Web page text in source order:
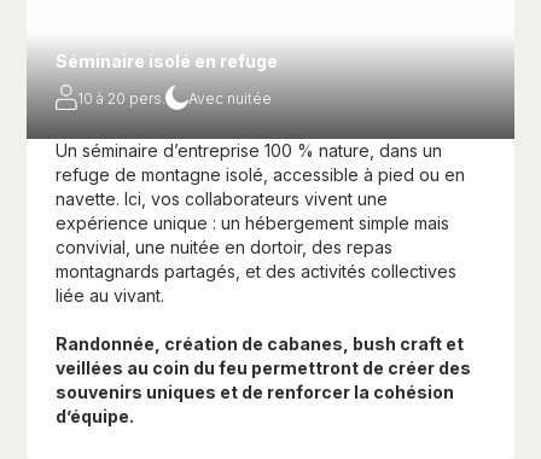
Séminaire isolé en refuge
10 à 20 pers. Avec nuitée
Un séminaire d’entreprise 100 % nature, dans un
refuge de montagne isolé, accessible à pied ou en
navette. Ici, vos collaborateurs vivent une
expérience unique : un hébergement simple mais
convivial, une nuitée en dortoir, des repas
montagnards partagés, et des activités collectives
liée au vivant.
Randonnée, création de cabanes, bush craft et
veillées au coin du feu permettront de créer des
souvenirs uniques et de renforcer la cohésion
d’équipe.